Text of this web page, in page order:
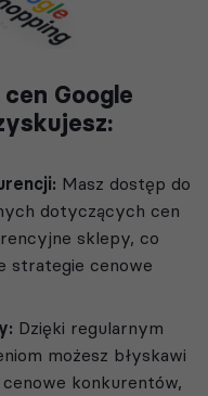
Google
Masz dostęp do
dotyczących cen
sklepy, co
strategie cenowe
Dzięki regularnym
możesz błyskawi
konkurentów,